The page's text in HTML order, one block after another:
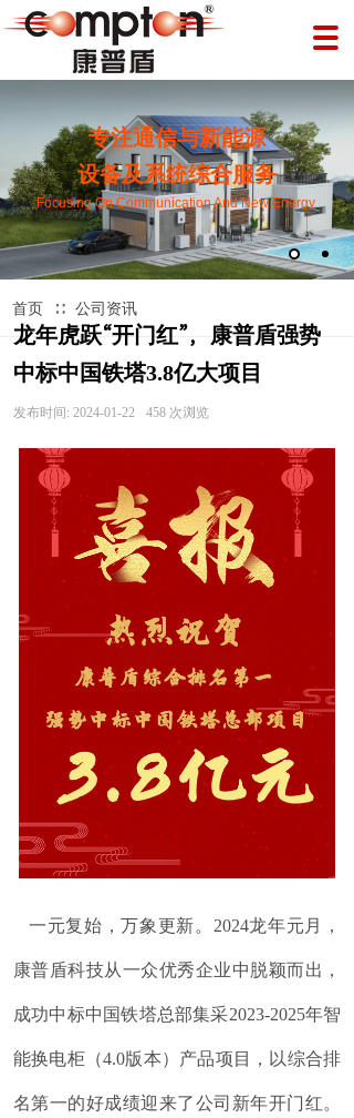
专注通信与新能源
设备及系统综合服务
Focusing On Communication And New Energy
首页 ∷ 公司资讯
龙年虎跃“开门红”，康普盾强势
中标中国铁塔3.8亿大项目
发布时间: 2024-01-22 458 次浏览
一元复始，万象更新。2024龙年元月，
康普盾科技从一众优秀企业中脱颖而出，
成功中标中国铁塔总部集采2023-2025年智
能换电柜（4.0版本）产品项目，以综合排
名第一的好成绩迎来了公司新年开门红。